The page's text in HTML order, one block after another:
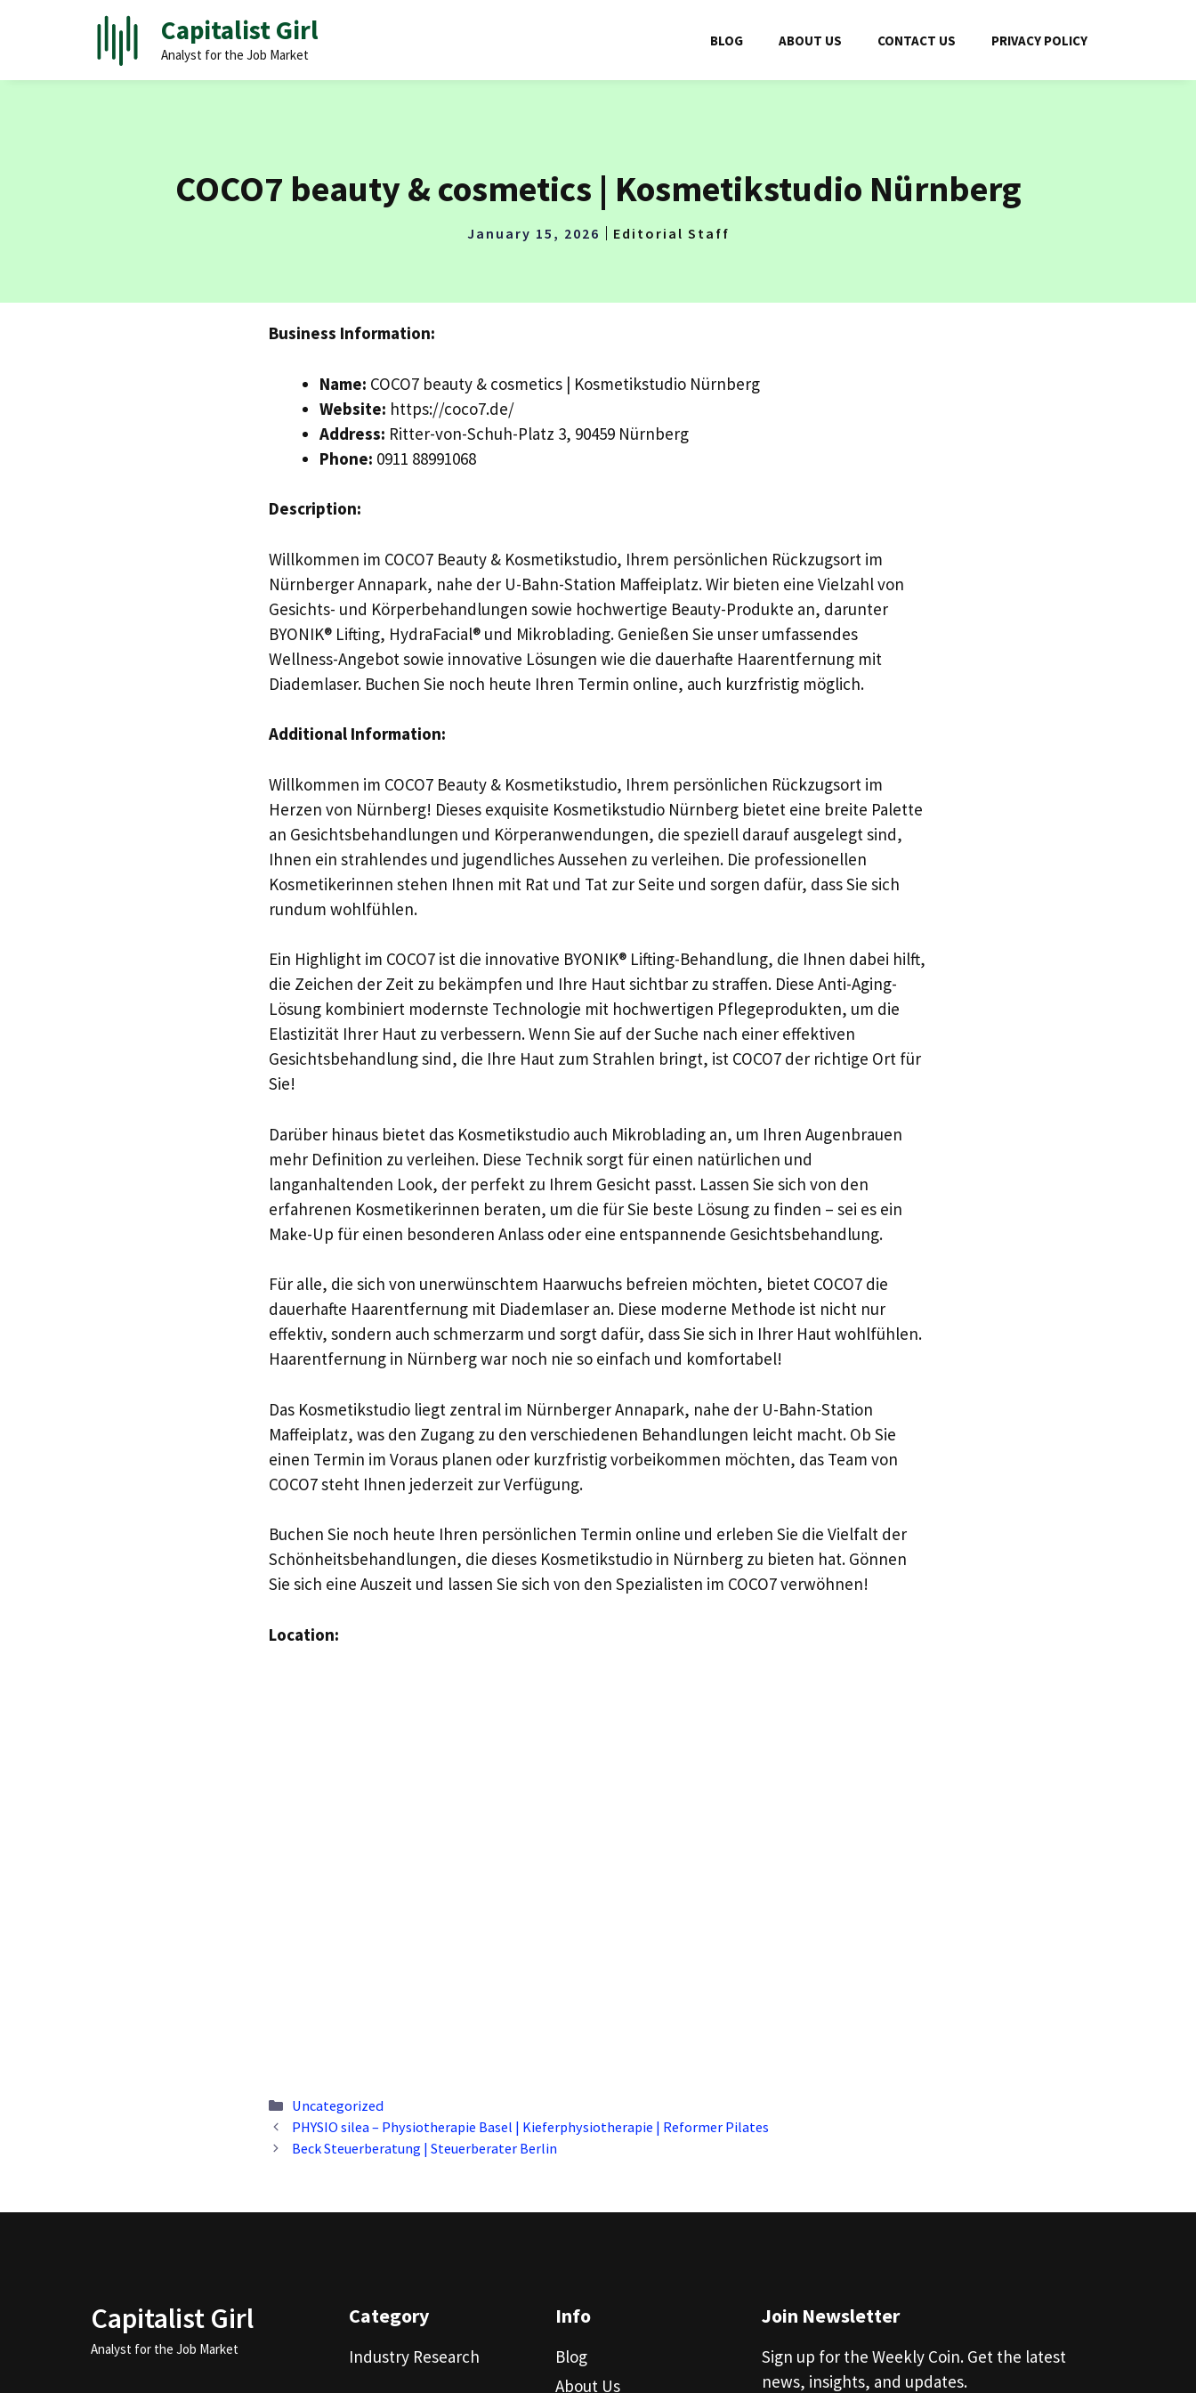
Capitalist Girl
Analyst for the Job Market
BLOG ABOUT US CONTACT US PRIVACY POLICY
COCO7 beauty & cosmetics | Kosmetikstudio Nürnberg
January 15, 2026 Editorial Staff
Business Information:
Name: COCO7 beauty & cosmetics | Kosmetikstudio Nürnberg
Website: https://coco7.de/
Address: Ritter-von-Schuh-Platz 3, 90459 Nürnberg
Phone: 0911 88991068
Description:
Willkommen im COCO7 Beauty & Kosmetikstudio, Ihrem persönlichen Rückzugsort im
Nürnberger Annapark, nahe der U-Bahn-Station Maffeiplatz. Wir bieten eine Vielzahl von
Gesichts- und Körperbehandlungen sowie hochwertige Beauty-Produkte an, darunter
BYONIK® Lifting, HydraFacial® und Mikroblading. Genießen Sie unser umfassendes
Wellness-Angebot sowie innovative Lösungen wie die dauerhafte Haarentfernung mit
Diademlaser. Buchen Sie noch heute Ihren Termin online, auch kurzfristig möglich.
Additional Information:
Willkommen im COCO7 Beauty & Kosmetikstudio, Ihrem persönlichen Rückzugsort im
Herzen von Nürnberg! Dieses exquisite Kosmetikstudio Nürnberg bietet eine breite Palette
an Gesichtsbehandlungen und Körperanwendungen, die speziell darauf ausgelegt sind,
Ihnen ein strahlendes und jugendliches Aussehen zu verleihen. Die professionellen
Kosmetikerinnen stehen Ihnen mit Rat und Tat zur Seite und sorgen dafür, dass Sie sich
rundum wohlfühlen.
Ein Highlight im COCO7 ist die innovative BYONIK® Lifting-Behandlung, die Ihnen dabei hilft,
die Zeichen der Zeit zu bekämpfen und Ihre Haut sichtbar zu straffen. Diese Anti-Aging-
Lösung kombiniert modernste Technologie mit hochwertigen Pflegeprodukten, um die
Elastizität Ihrer Haut zu verbessern. Wenn Sie auf der Suche nach einer effektiven
Gesichtsbehandlung sind, die Ihre Haut zum Strahlen bringt, ist COCO7 der richtige Ort für
Sie!
Darüber hinaus bietet das Kosmetikstudio auch Mikroblading an, um Ihren Augenbrauen
mehr Definition zu verleihen. Diese Technik sorgt für einen natürlichen und
langanhaltenden Look, der perfekt zu Ihrem Gesicht passt. Lassen Sie sich von den
erfahrenen Kosmetikerinnen beraten, um die für Sie beste Lösung zu finden – sei es ein
Make-Up für einen besonderen Anlass oder eine entspannende Gesichtsbehandlung.
Für alle, die sich von unerwünschtem Haarwuchs befreien möchten, bietet COCO7 die
dauerhafte Haarentfernung mit Diademlaser an. Diese moderne Methode ist nicht nur
effektiv, sondern auch schmerzarm und sorgt dafür, dass Sie sich in Ihrer Haut wohlfühlen.
Haarentfernung in Nürnberg war noch nie so einfach und komfortabel!
Das Kosmetikstudio liegt zentral im Nürnberger Annapark, nahe der U-Bahn-Station
Maffeiplatz, was den Zugang zu den verschiedenen Behandlungen leicht macht. Ob Sie
einen Termin im Voraus planen oder kurzfristig vorbeikommen möchten, das Team von
COCO7 steht Ihnen jederzeit zur Verfügung.
Buchen Sie noch heute Ihren persönlichen Termin online und erleben Sie die Vielfalt der
Schönheitsbehandlungen, die dieses Kosmetikstudio in Nürnberg zu bieten hat. Gönnen
Sie sich eine Auszeit und lassen Sie sich von den Spezialisten im COCO7 verwöhnen!
Location:
Categories
Uncategorized
PHYSIO silea – Physiotherapie Basel | Kieferphysiotherapie | Reformer Pilates
Beck Steuerberatung | Steuerberater Berlin
Capitalist Girl
Analyst for the Job Market
Category
Industry Research
Info
Blog
About Us
Join Newsletter
Sign up for the Weekly Coin. Get the latest
news, insights, and updates.